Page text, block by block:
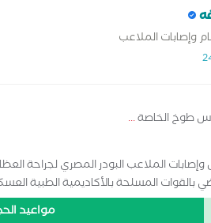
وإصابات الملاعب
طوخ الخاصة...
الملاعب البودر المصري لجراحة
بالقوات المسلحة بالأكاديمية الطبية
مواعيد